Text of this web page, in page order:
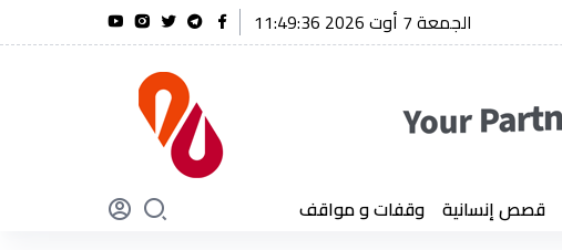
الفريق أول شنقريحة يؤكد أن الجزائر لن تنسى أبدًا تضحيات أبنائها
الجمعة 7 أوت 2026 11:49:37
قصص إنسانية وقفات و مواقف